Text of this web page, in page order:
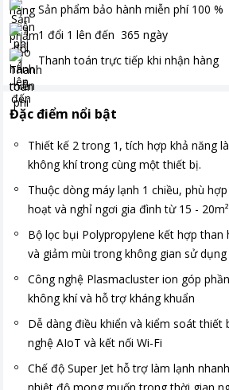
Sản phẩm bảo hành miễn phí 100 %
1 đổi 1 lên đến 365 ngày
Thanh toán trực tiếp khi nhận hàng
Đặc điểm nổi bật
Thiết kế 2 trong 1, tích hợp khả năng
không khí trong cùng một thiết bị.
Thuộc dòng máy lạnh 1 chiều, phù
hoạt và nghỉ ngơi gia đình từ 15 - 20m²
Bộ lọc bụi Polypropylene kết hợp
và giảm mùi trong không gian sử dụng
Công nghệ Plasmacluster ion góp
không khí và hỗ trợ kháng khuẩn
Dễ dàng điều khiển và kiểm soát
nghệ AIoT và kết nối Wi-Fi
Chế độ Super Jet hỗ trợ làm lạnh